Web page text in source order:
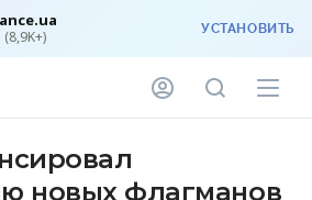
(8,9K+) УСТАНОВИТЬ
новых флагманов